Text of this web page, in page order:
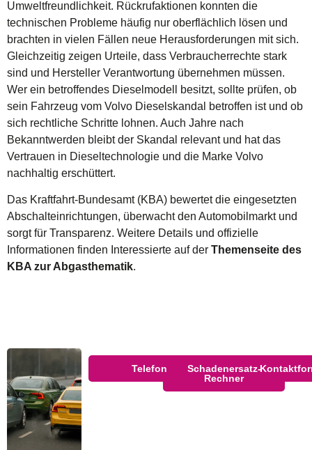
Umweltfreundlichkeit. Rückrufaktionen konnten die
technischen Probleme häufig nur oberflächlich lösen und
brachten in vielen Fällen neue Herausforderungen mit sich.
Gleichzeitig zeigen Urteile, dass Verbraucherrechte stark
sind und Hersteller Verantwortung übernehmen müssen.
Wer ein betroffendes Dieselmodell besitzt, sollte prüfen, ob
sein Fahrzeug vom Volvo Dieselskandal
betroffen ist und ob
sich rechtliche Schritte lohnen. Auch Jahre nach
Bekanntwerden bleibt der Skandal relevant und hat das
Vertrauen in Dieseltechnologie und die Marke Volvo
nachhaltig erschüttert.
Das Kraftfahrt-Bundesamt (KBA) bewertet die eingesetzten
Abschalteinrichtungen, überwacht den Automobilmarkt und
sorgt für Transparenz. Weitere Details und offizielle
Informationen finden Interessierte auf der Themenseite des
KBA zur Abgasthematik.
Telefon
Schadenersatz-
Rechner